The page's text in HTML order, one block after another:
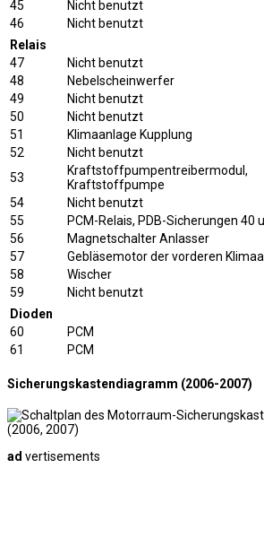
45
Nicht benutzt
46
Nicht benutzt
Relais
47
Nicht benutzt
48
Nebelscheinwerfer
49
Nicht benutzt
50
Nicht benutzt
51
Klimaanlage Kupplung
52
Nicht benutzt
53
Kraftstoffpumpentreibermodul,
Kraftstoffpumpe
54
Nicht benutzt
55
PCM-Relais, PDB-Sicherungen 40
56
Magnetschalter Anlasser
57
Gebläsemotor der vorderen
58
Wischer
59
Nicht benutzt
Dioden
60
PCM
61
PCM
Sicherungskastendiagramm (2006-2007)
ad vertisements